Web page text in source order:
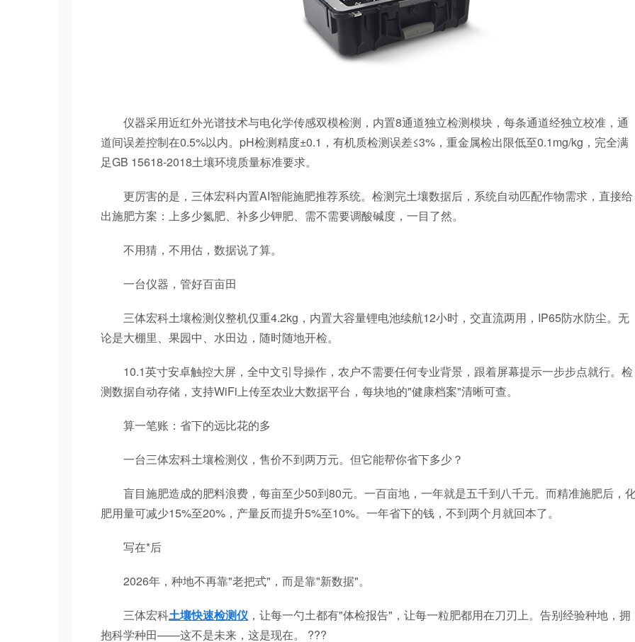
仪器采用近红外光谱技术与电化学传感双模检测，内置8通道独立检测模块，每条通道经独立校准，通
道间误差控制在0.5%以内。pH检测精度±0.1，有机质检测误差≤3%，重金属检出限低至0.1mg/kg，完全满
足GB 15618-2018土壤环境质量标准要求。
更厉害的是，三体宏科内置AI智能施肥推荐系统。检测完土壤数据后，系统自动匹配作物需求，直接给
出施肥方案：上多少氮肥、补多少钾肥、需不需要调酸碱度，一目了然。
不用猜，不用估，数据说了算。
一台仪器，管好百亩田
三体宏科土壤检测仪整机仅重4.2kg，内置大容量锂电池续航12小时，交直流两用，IP65防水防尘。无
论是大棚里、果园中、水田边，随时随地开检。
10.1英寸安卓触控大屏，全中文引导操作，农户不需要任何专业背景，跟着屏幕提示一步步点就行。检
测数据自动存储，支持WiFi上传至农业大数据平台，每块地的"健康档案"清晰可查。
算一笔账：省下的远比花的多
一台三体宏科土壤检测仪，售价不到两万元。但它能帮你省下多少？
盲目施肥造成的肥料浪费，每亩至少50到80元。一百亩地，一年就是五千到八千元。而精准施肥后，
肥用量可减少15%至20%，产量反而提升5%至10%。一年省下的钱，不到两个月就回本了。
写在*后
2026年，种地不再靠"老把式"，而是靠"新数据"。
三体宏科土壤快速检测仪 ，让每一勺土都有"体检报告"，让每一粒肥都用在刀刃上。告别经验种地，拥
抱科学种田——这不是未来，这是现在。 ???